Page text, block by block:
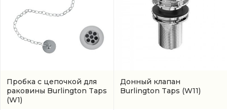
Пробка с цепочкой для
раковины Burlington Taps
(W1)
Донный клапан
Burlington Taps (W11)